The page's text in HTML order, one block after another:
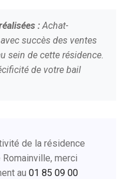
:Achat-
succès des ventes
sein de cette résidence.
de votre bail
de la résidence
merci
au 01 85 09 00